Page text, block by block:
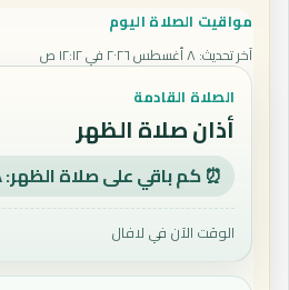
مواقيت الصلاة اليوم
آخر تحديث:٨ أغسطس ٢٠٢٦ في ١٢:١٢ ص
الصلاة القادمة
أذان صلاة الظهر
⏰ كم باقي على صلاة الظهر: ٠٠:٥٥:٤٧
الوقت الآن في لافال